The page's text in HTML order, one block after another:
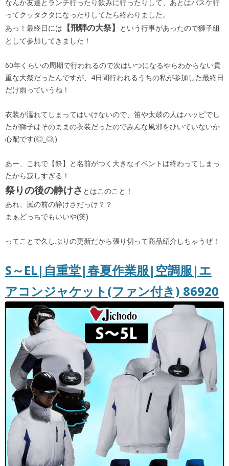
なんか友達とランチ行ったり飲みに行ったりして、あとはバスケ行
ってクッタクタになったりしてたら終わりました。
あっ！最終日には
【飛騨の大祭】
という行事があったので獅子組
として参加してきました！
60年くらいの周期で行われるので次はいつになるやらわからない貴
重な大祭だったんですが、4日間行われるうちの私が参加した最終日
だけ雨っていうね！
衣装が濡れてしまってはいけないので、笛や太鼓の人はハッピでし
たが獅子はそのままの衣装だったのでみんな風邪をひいていないか
心配です(◎_◎;)
あー、これで【祭】と名前がつく大きなイベントは終わってしまっ
たから寂しすぎる！
祭りの後の静けさ とはこのこと！
あれ、嵐の前の静けさだっけ？？
まぁどっちでもいいや(笑)
ってことで久しぶりの更新だから張り切って商品紹介しちゃうぜ！
S～EL|自重堂|春夏作業服|空調服|エ
アコンジャケット(ファン付き) 86920